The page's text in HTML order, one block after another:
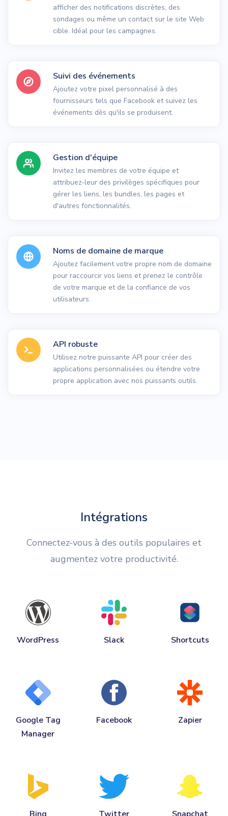
afficher des notifications discrètes, des
sondages ou même un contact sur le site Web
cible. Idéal pour les campagnes.
Suivi des événements
Ajoutez votre pixel personnalisé à des
fournisseurs tels que Facebook et suivez les
événements dès qu'ils se produisent.
Gestion d'équipe
Invitez les membres de votre équipe et
attribuez-leur des privilèges spécifiques pour
gérer les liens, les bundles, les pages et
d'autres fonctionnalités.
Noms de domaine de marque
Ajoutez facilement votre propre nom de domaine
pour raccourcir vos liens et prenez le contrôle
de votre marque et de la confiance de vos
utilisateurs.
API robuste
Utilisez notre puissante API pour créer des
applications personnalisées ou étendre votre
propre application avec nos puissants outils.
Intégrations
Connectez-vous à des outils populaires et
augmentez votre productivité.
WordPress Slack Shortcuts
Google Tag
Manager
Facebook Zapier